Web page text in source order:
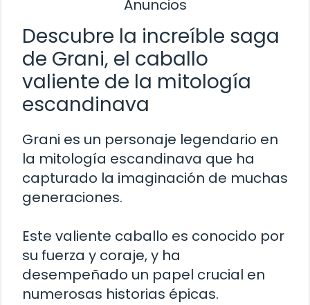
Anuncios
Descubre la increíble saga
de Grani, el caballo
valiente de la mitología
escandinava
Grani es un personaje legendario en
la mitología escandinava que ha
capturado la imaginación de muchas
generaciones.
Este valiente caballo es conocido por
su fuerza y coraje, y ha
desempeñado un papel crucial en
numerosas historias épicas.